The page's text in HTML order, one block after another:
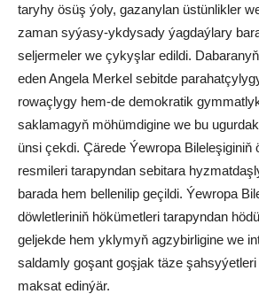
taryhy ösüş ýoly, gazanylan üstünlikler
zaman syýasy-ykdysady ýagdaýlary
seljermeler we çykyşlar edildi.
eden Angela Merkel sebitde
rowaçlygy hem-de demokratik
saklamagyň möhümdigine we bu
ünsi çekdi. Çärede Ýewropa Bileleşiginiň
resmileri tarapyndan sebitara
barada hem bellenilip geçildi. Ýewropa
döwletleriniň hökümetleri tarapyndan
geljekde hem yklymyň agzybirligine we
saldamly goşant goşjak täze
maksat edinýär.